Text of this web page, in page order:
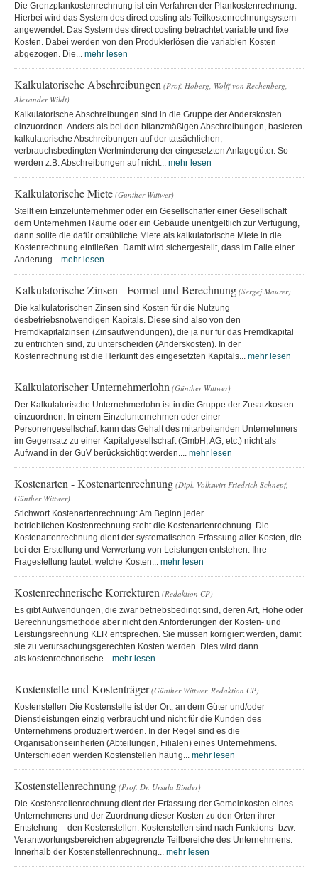
Die Grenzplankostenrechnung ist ein Verfahren der Plankostenrechnung.
Hierbei wird das System des direct costing als Teilkostenrechnungsystem
angewendet. Das System des direct costing betrachtet variable und fixe
Kosten. Dabei werden von den Produkterlösen die variablen Kosten
abgezogen. Die... mehr lesen
Kalkulatorische Abschreibungen (Prof. Hoberg, Wolff von Rechenberg,
Alexander Wildt)
Kalkulatorische Abschreibungen sind in die Gruppe der Anderskosten
einzuordnen. Anders als bei den bilanzmäßigen Abschreibungen, basieren
kalkulatorische Abschreibungen auf der tatsächlichen,
verbrauchsbedingten Wertminderung der eingesetzten Anlagegüter. So
werden z.B. Abschreibungen auf nicht... mehr lesen
Kalkulatorische Miete (Günther Wittwer)
Stellt ein Einzelunternehmer oder ein Gesellschafter einer Gesellschaft
dem Unternehmen Räume oder ein Gebäude unentgeltlich zur Verfügung,
dann sollte die dafür ortsübliche Miete als kalkulatorische Miete in die
Kostenrechnung einfließen. Damit wird sichergestellt, dass im Falle einer
Änderung... mehr lesen
Kalkulatorische Zinsen - Formel und Berechnung (Sergej Maurer)
Die kalkulatorischen Zinsen sind Kosten für die Nutzung
desbetriebsnotwendigen Kapitals. Diese sind also von den
Fremdkapitalzinsen (Zinsaufwendungen), die ja nur für das Fremdkapital
zu entrichten sind, zu unterscheiden (Anderskosten). In der
Kostenrechnung ist die Herkunft des eingesetzten Kapitals... mehr lesen
Kalkulatorischer Unternehmerlohn (Günther Wittwer)
Der Kalkulatorische Unternehmerlohn ist in die Gruppe der Zusatzkosten
einzuordnen. In einem Einzelunternehmen oder einer
Personengesellschaft kann das Gehalt des mitarbeitenden Unternehmers
im Gegensatz zu einer Kapitalgesellschaft (GmbH, AG, etc.) nicht als
Aufwand in der GuV berücksichtigt werden.... mehr lesen
Kostenarten - Kostenartenrechnung (Dipl. Volkswirt Friedrich Schnepf,
Günther Wittwer)
Stichwort Kostenartenrechnung: Am Beginn jeder
betrieblichen Kostenrechnung steht die Kostenartenrechnung. Die
Kostenartenrechnung dient der systematischen Erfassung aller Kosten, die
bei der Erstellung und Verwertung von Leistungen entstehen. Ihre
Fragestellung lautet: welche Kosten... mehr lesen
Kostenrechnerische Korrekturen (Redaktion CP)
Es gibt Aufwendungen, die zwar betriebsbedingt sind, deren Art, Höhe oder
Berechnungsmethode aber nicht den Anforderungen der Kosten- und
Leistungsrechnung KLR entsprechen. Sie müssen korrigiert werden, damit
sie zu verursachungsgerechten Kosten werden. Dies wird dann
als kostenrechnerische... mehr lesen
Kostenstelle und Kostenträger (Günther Wittwer, Redaktion CP)
Kostenstellen Die Kostenstelle ist der Ort, an dem Güter und/oder
Dienstleistungen einzig verbraucht und nicht für die Kunden des
Unternehmens produziert werden. In der Regel sind es die
Organisationseinheiten (Abteilungen, Filialen) eines Unternehmens.
Unterschieden werden Kostenstellen häufig... mehr lesen
Kostenstellenrechnung (Prof. Dr. Ursula Binder)
Die Kostenstellenrechnung dient der Erfassung der Gemeinkosten eines
Unternehmens und der Zuordnung dieser Kosten zu den Orten ihrer
Entstehung – den Kostenstellen. Kostenstellen sind nach Funktions- bzw.
Verantwortungsbereichen abgegrenzte Teilbereiche des Unternehmens.
Innerhalb der Kostenstellenrechnung... mehr lesen